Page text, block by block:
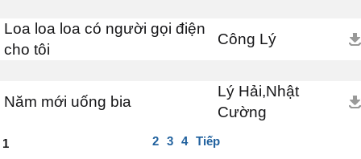
Loa loa loa có người gọi điện
cho tôi
Công Lý
Năm mới uống bia
Lý Hải,Nhật
Cường
1 2 3 4 Tiếp